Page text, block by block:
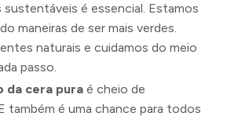
é essencial. Estamos
maneiras de ser mais verdes.
naturais e cuidamos do meio
passo.
da cera pura é cheio de
também é uma chance para todos